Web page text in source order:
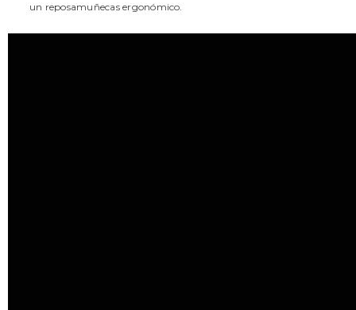
un reposamuñecas ergonómico.